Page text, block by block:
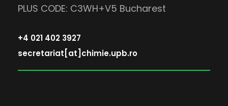
PLUS CODE: C3WH+V5 Bucharest
+4 021 402 3927
secretariat[at]chimie.upb.ro